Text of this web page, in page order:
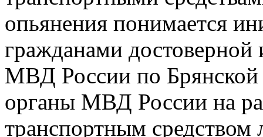
опьянения понимается
гражданами
МВД России по Брянской
органы МВД России на
транспортным средством